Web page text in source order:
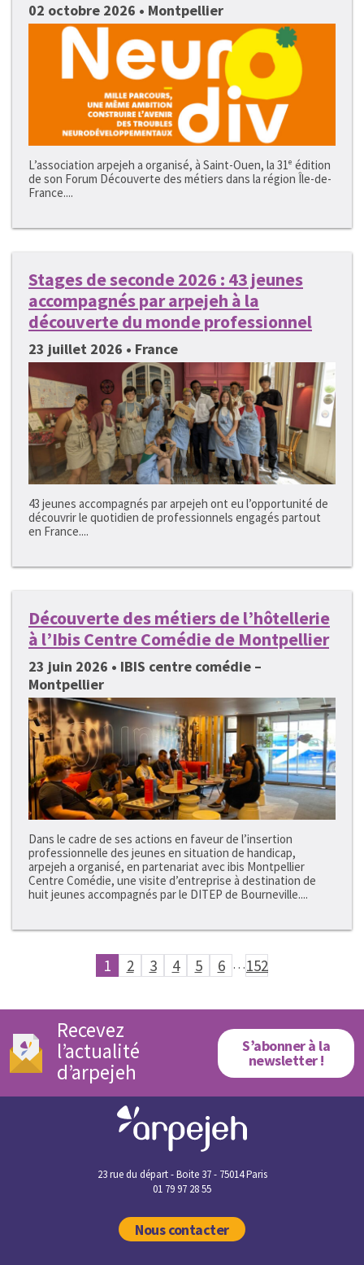
02 octobre 2026 • Montpellier
L’association arpejeh a organisé, à Saint-Ouen, la 31ᵉ édition
de son Forum Découverte des métiers dans la région Île-de-
France....
Stages de seconde 2026 : 43 jeunes
accompagnés par arpejeh à la
découverte du monde professionnel
23 juillet 2026 • France
43 jeunes accompagnés par arpejeh ont eu l’opportunité de
découvrir le quotidien de professionnels engagés partout
en France....
Découverte des métiers de l’hôtellerie
à l’Ibis Centre Comédie de Montpellier
23 juin 2026 • IBIS centre comédie –
Montpellier
Dans le cadre de ses actions en faveur de l’insertion
professionnelle des jeunes en situation de handicap,
arpejeh a organisé, en partenariat avec ibis Montpellier
Centre Comédie, une visite d’entreprise à destination de
huit jeunes accompagnés par le DITEP de Bourneville....
1 2 3 4 5 6 …152
Recevez
l’actualité
d’arpejeh
S’abonner à la
newsletter !
23 rue du départ - Boite 37 - 75014 Paris
01 79 97 28 55
Nous contacter